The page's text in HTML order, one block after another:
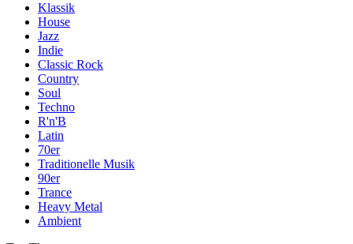
Klassik
House
Jazz
Indie
Classic Rock
Country
Soul
Techno
R'n'B
Latin
70er
Traditionelle Musik
90er
Trance
Heavy Metal
Ambient